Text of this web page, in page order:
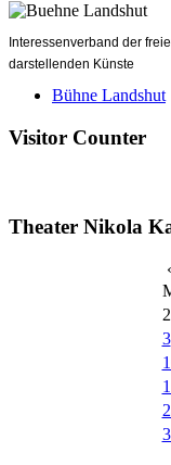
Interessenverband der
darstellenden Künste
Bühne Landshut
Visitor Counter
Theater Nikola
3